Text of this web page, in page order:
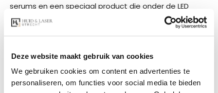
Deze website maakt gebruik van cookies
We gebruiken cookies om content en advertenties te
personaliseren, om functies voor social media te bieden
serums en een speciaal product die onder de LED
lamp geactiveerd wordt. Door goed naar je huid te
kijken stemmen wij de behandeling volledig af op jouw
zoals azelaïnezuur om de huid te kalmeren en
ontstekingen te verminderen en gluconolactone om
zacht te exfoliëren en de vochtbalans te verbeteren.